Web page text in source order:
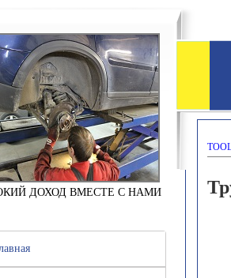
ДОХОД ВМЕСТЕ С НАМИ